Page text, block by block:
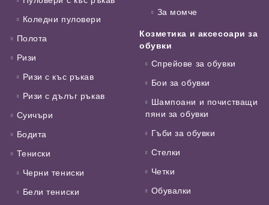
Коледни пуловери
Полота
Ризи
Ризи с къс ръкав
Ризи с дълъг ръкав
Суичъри
Бодита
Тениски
Черни тениски
Бели тениски
За момче
Козметика и аксесоари за
обувки
Спрейове за обувки
Бои за обувки
Шампоани и почистващи
пяни за обувки
Гъби за обувки
Стелки
Четки
Обувалки